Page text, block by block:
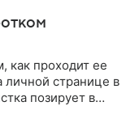
как проходит ее
личной странице в
позирует в